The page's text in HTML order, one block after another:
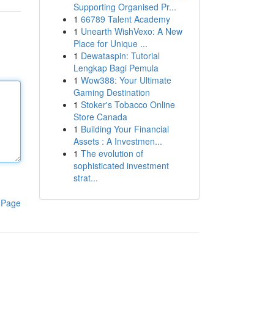
Supporting Organised Pr...
1 66789 Talent Academy
1 Unearth WishVexo: A New
Place for Unique ...
1 Dewataspin: Tutorial
Lengkap Bagi Pemula
1 Wow388: Your Ultimate
Gaming Destination
1 Stoker's Tobacco Online
Store Canada
1 Building Your Financial
Assets : A Investmen...
1 The evolution of
sophisticated investment
strat...